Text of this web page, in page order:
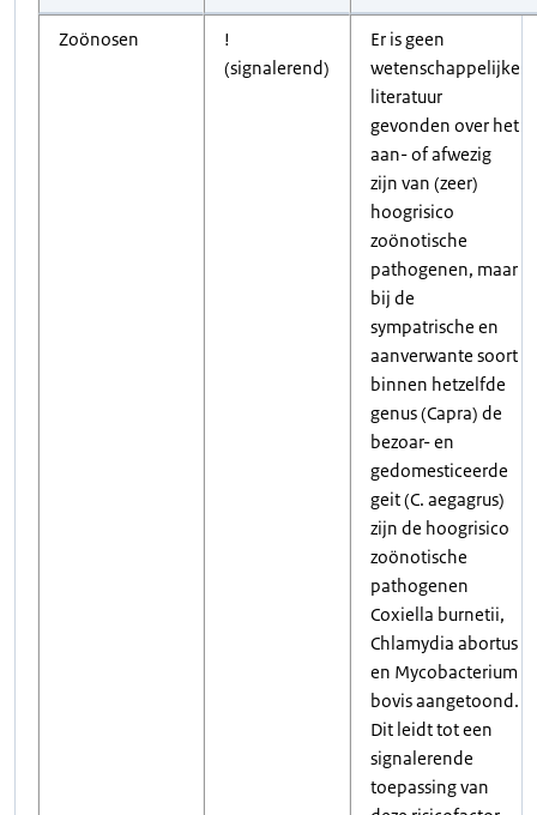
Zoönosen
!
(signalerend)
Er is geen
wetenschappelijke
literatuur
gevonden over het
aan- of afwezig
zijn van (zeer)
hoogrisico
zoönotische
pathogenen, maar
bij de
sympatrische en
aanverwante soort
binnen hetzelfde
genus (Capra) de
bezoar- en
gedomesticeerde
geit (C. aegagrus)
zijn de hoogrisico
zoönotische
pathogenen
Coxiella burnetii,
Chlamydia abortus
en Mycobacterium
bovis aangetoond.
Dit leidt tot een
signalerende
toepassing van